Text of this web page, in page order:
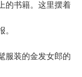
书籍。这里摆着
。
装的金发女郎的